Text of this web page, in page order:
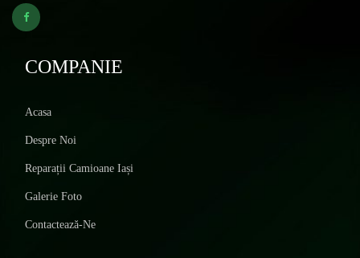
COMPANIE
Acasa
Despre Noi
Reparații Camioane Iași
Galerie Foto
Contactează-Ne